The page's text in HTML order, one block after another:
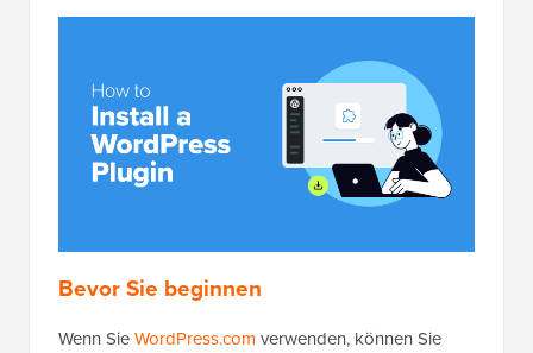
Bevor Sie beginnen
Wenn SieWordPress.com verwenden, können Sie